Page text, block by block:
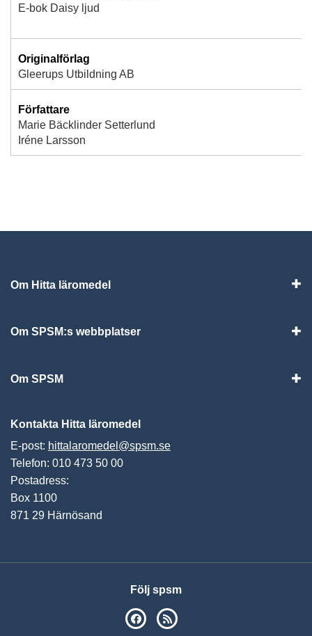
E-bok Daisy ljud
Originalförlag
Gleerups Utbildning AB
Författare
Marie Bäcklinder Setterlund
Iréne Larsson
Om Hitta läromedel
Om SPSM:s webbplatser
Om SPSM
Kontakta Hitta läromedel
E-post: hittalaromedel@spsm.se
Telefon: 010 473 50 00
Postadress:
Box 1100
871 29 Härnösand
Följ spsm
SPSM på Facebook